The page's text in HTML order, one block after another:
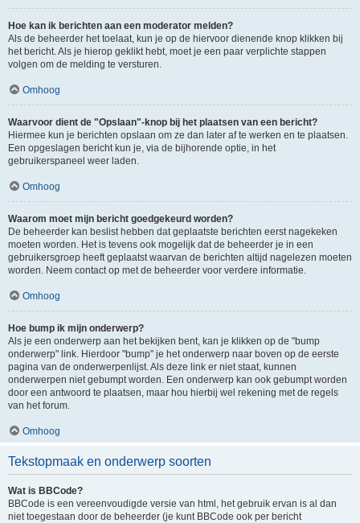
Hoe kan ik berichten aan een moderator melden?
Als de beheerder het toelaat, kun je op de hiervoor dienende knop klikken bij
het bericht. Als je hierop geklikt hebt, moet je een paar verplichte stappen
volgen om de melding te versturen.
Omhoog
Waarvoor dient de "Opslaan"-knop bij het plaatsen van een bericht?
Hiermee kun je berichten opslaan om ze dan later af te werken en te plaatsen.
Een opgeslagen bericht kun je, via de bijhorende optie, in het
gebruikerspaneel weer laden.
Omhoog
Waarom moet mijn bericht goedgekeurd worden?
De beheerder kan beslist hebben dat geplaatste berichten eerst nagekeken
moeten worden. Het is tevens ook mogelijk dat de beheerder je in een
gebruikersgroep heeft geplaatst waarvan de berichten altijd nagelezen moeten
worden. Neem contact op met de beheerder voor verdere informatie.
Omhoog
Hoe bump ik mijn onderwerp?
Als je een onderwerp aan het bekijken bent, kan je klikken op de "bump
onderwerp" link. Hierdoor "bump" je het onderwerp naar boven op de eerste
pagina van de onderwerpenlijst. Als deze link er niet staat, kunnen
onderwerpen niet gebumpt worden. Een onderwerp kan ook gebumpt worden
door een antwoord te plaatsen, maar hou hierbij wel rekening met de regels
van het forum.
Omhoog
Tekstopmaak en onderwerp soorten
Wat is BBCode?
BBCode is een vereenvoudigde versie van html, het gebruik ervan is al dan
niet toegestaan door de beheerder (je kunt BBCode ook per bericht